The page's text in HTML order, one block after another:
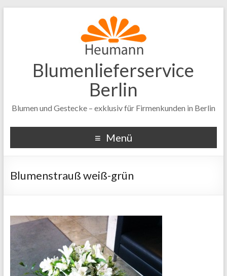
Blumenlieferservice
Berlin
Blumen und Gestecke – exklusiv für Firmenkunden in Berlin
Menü
Blumenstrauß weiß-grün